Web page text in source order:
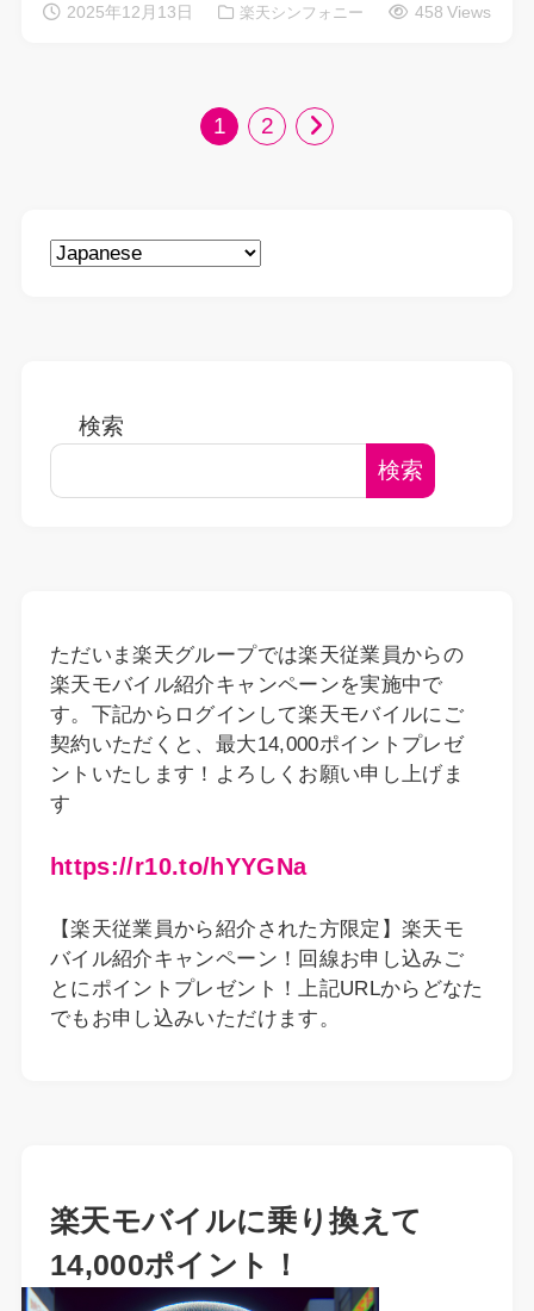
2025年12月13日 楽天シンフォニー 458 Views
1 2
検索
検索
ただいま楽天グループでは楽天従業員からの
楽天モバイル紹介キャンペーンを実施中で
す。下記からログインして楽天モバイルにご
契約いただくと、最大14,000ポイントプレゼ
ントいたします！よろしくお願い申し上げま
す
https://r10.to/hYYGNa
【楽天従業員から紹介された方限定】楽天モ
バイル紹介キャンペーン！回線お申し込みご
とにポイントプレゼント！上記URLからどなた
でもお申し込みいただけます。
楽天モバイルに乗り換えて
14,000ポイント！